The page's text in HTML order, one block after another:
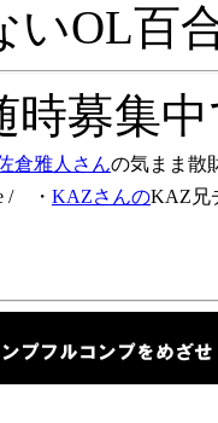
いOL百
募集
倉雅人さんの気まま散
/ ・ KAZさんのKAZ兄